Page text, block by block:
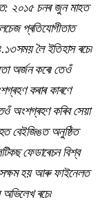
২০১৫ চনৰ জুন মাহত
প্ৰতিযোগীতাত
লৈ ইতিহাস ৰচে৷
অৰ্জন কৰে৷ তেওঁ
কৰাৰ কাৰণে
অংশগ্ৰহণ কৰিব সেয়া
বেইজিঙত অনুষ্ঠিত
ফেডাৰেচন বিশ্ব
সক্ষম হয় আৰু ফাইনেলত
ৰচে৷